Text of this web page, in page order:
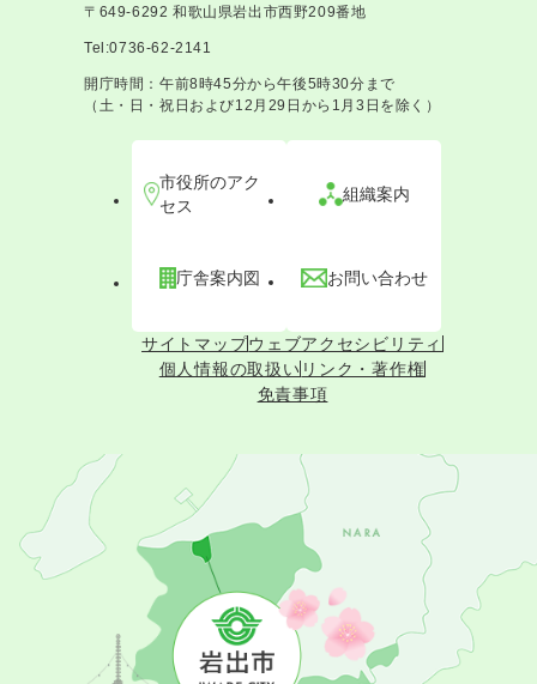
〒649-6292 和歌山県岩出市西野209番地
Tel:0736-62-2141
開庁時間：午前8時45分から午後5時30分まで
（土・日・祝日および12月29日から1月3日を除く）
市役所のアク
セス
組織案内
庁舎案内図 お問い合わせ
サイトマップウェブアクセシビリティ
個人情報の取扱い リンク・著作権
免責事項